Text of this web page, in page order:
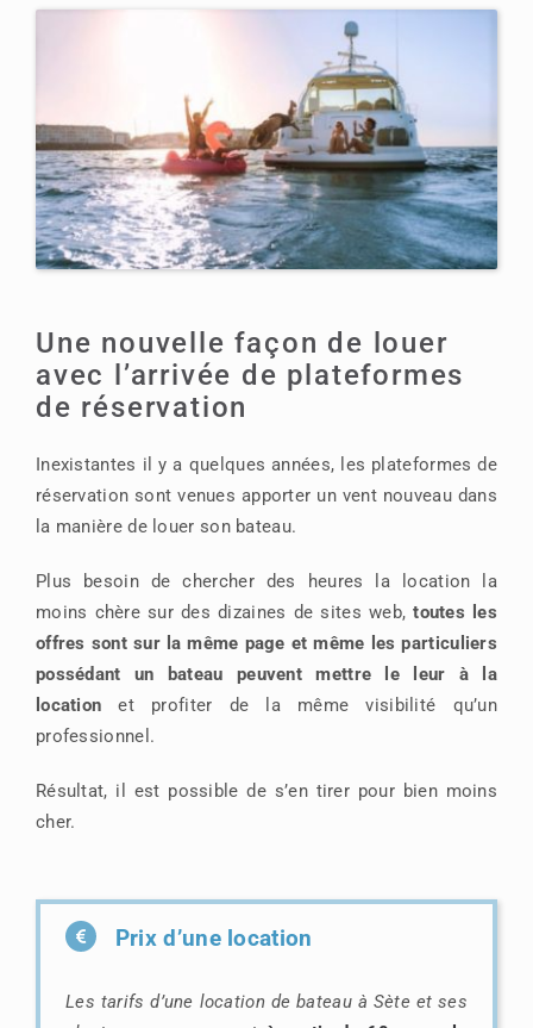
Une nouvelle façon de louer
avec l’arrivée de plateformes
de réservation
Inexistantes il y a quelques années, les plateformes de
réservation sont venues apporter un vent nouveau dans
la manière de louer son bateau.
Plus besoin de chercher des heures la location la
moins chère sur des dizaines de sites web,toutes les
offres sont sur la même page et même les particuliers
possédant un bateau peuvent mettre le leur à la
location et profiter de la même visibilité qu’un
professionnel.
Résultat, il est possible de s’en tirer pour bien moins
cher.
Prix d’une location
Les tarifs d’une location de bateau à Sète et ses